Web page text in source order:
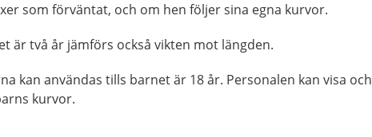
som förväntat, och om hen följer sina egna kurvor.
är två år jämförs också vikten mot längden.
kan användas tills barnet är 18 år. Personalen kan visa och
kurvor.